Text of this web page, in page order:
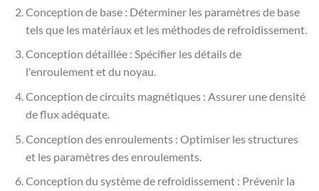
Conception de base : Déterminer les paramètres de base
tels que les matériaux et les méthodes de refroidissement.
Conception détaillée : Spécifier les détails de
l'enroulement et du noyau.
Conception de circuits magnétiques : Assurer une densité
de flux adéquate.
Conception des enroulements : Optimiser les structures
et les paramètres des enroulements.
Conception du système de refroidissement : Prévenir la